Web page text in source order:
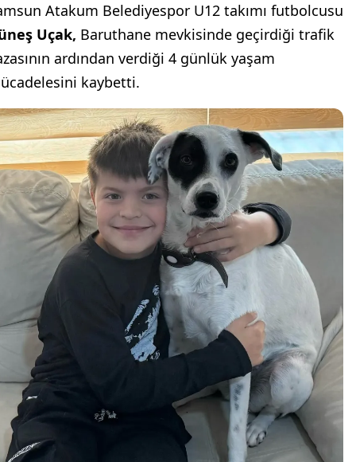
Atakum Belediyespor U12 takımı futbolcusu
Uçak, Baruthane mevkisinde geçirdiği trafik
ardından verdiği 4 günlük yaşam
kaybetti.